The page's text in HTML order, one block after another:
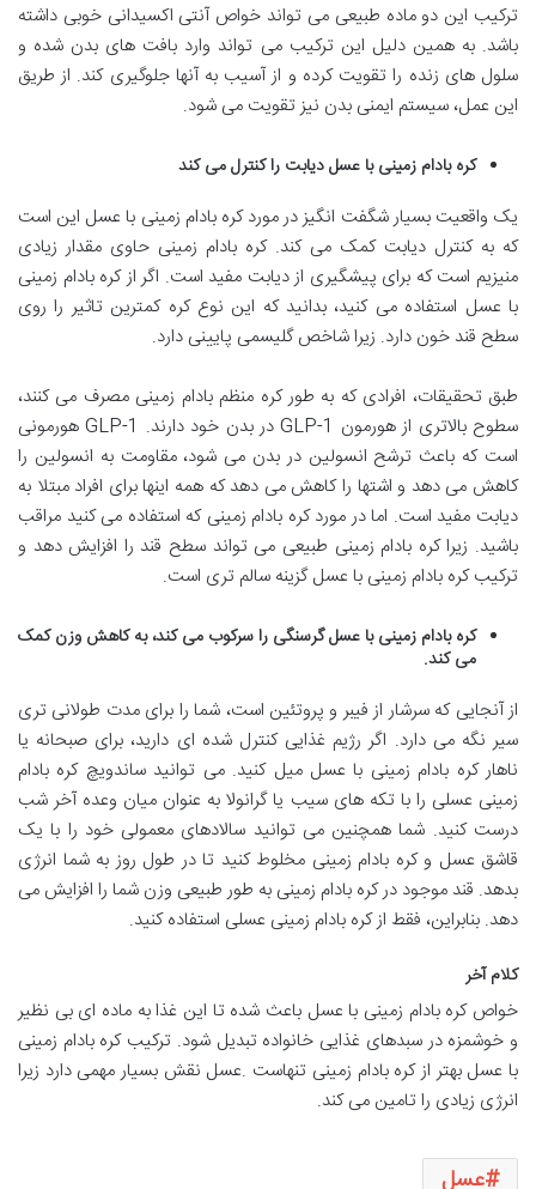
ترکیب این دو ماده طبیعی می تواند خواص آنتی اکسیدانی خوبی داشته
باشد. به همین دلیل این ترکیب می تواند وارد بافت های بدن شده و
سلول های زنده را تقویت کرده و از آسیب به آنها جلوگیری کند. از طریق
این عمل، سیستم ایمنی بدن نیز تقویت می شود.
کره بادام زمینی با عسل دیابت را کنترل می کند
یک واقعیت بسیار شگفت انگیز در مورد کره بادام زمینی با عسل این است
که به کنترل دیابت کمک می کند. کره بادام زمینی حاوی مقدار زیادی
منیزیم است که برای پیشگیری از دیابت مفید است. اگر از کره بادام زمینی
با عسل استفاده می کنید، بدانید که این نوع کره کمترین تاثیر را روی
سطح قند خون دارد. زیرا شاخص گلیسمی پایینی دارد.
طبق تحقیقات، افرادی که به طور کره منظم بادام زمینی مصرف می کنند،
سطوح بالاتری از هورمون GLP-1 در بدن خود دارند. GLP-1 هورمونی
است که باعث ترشح انسولین در بدن می شود، مقاومت به انسولین را
کاهش می دهد و اشتها را کاهش می دهد که همه اینها برای افراد مبتلا به
دیابت مفید است. اما در مورد کره بادام زمینی که استفاده می کنید مراقب
باشید. زیرا کره بادام زمینی طبیعی می تواند سطح قند را افزایش دهد و
ترکیب کره بادام زمینی با عسل گزینه سالم تری است.
کره بادام زمینی با عسل گرسنگی را سرکوب می کند، به کاهش وزن کمک
می کند.
از آنجایی که سرشار از فیبر و پروتئین است، شما را برای مدت طولانی تری
سیر نگه می دارد. اگر رژیم غذایی کنترل شده ای دارید، برای صبحانه یا
ناهار کره بادام زمینی با عسل میل کنید. می توانید ساندویچ کره بادام
زمینی عسلی را با تکه های سیب یا گرانولا به عنوان میان وعده آخر شب
درست کنید. شما همچنین می توانید سالادهای معمولی خود را با یک
قاشق عسل و کره بادام زمینی مخلوط کنید تا در طول روز به شما انرژی
بدهد. قند موجود در کره بادام زمینی به طور طبیعی وزن شما را افزایش می
دهد. بنابراین، فقط از کره بادام زمینی عسلی استفاده کنید.
کلام آخر
خواص کره بادام زمینی با عسل باعث شده تا این غذا به ماده ای بی نظیر
و خوشمزه در سبدهای غذایی خانواده تبدیل شود. ترکیب کره بادام زمینی
با عسل بهتر از کره بادام زمینی تنهاست .عسل نقش بسیار مهمی دارد زیرا
انرژی زیادی را تامین می کند.
عسل